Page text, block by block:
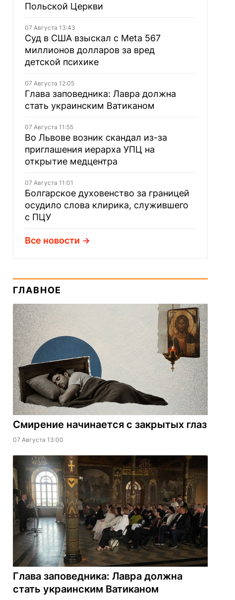
Польской Церкви
07 Августа 13:43
Суд в США взыскал с Meta 567
миллионов долларов за вред
детской психике
07 Августа 12:05
Глава заповедника: Лавра должна
стать украинским Ватиканом
07 Августа 11:55
Во Львове возник скандал из-за
приглашения иерарха УПЦ на
открытие медцентра
07 Августа 11:01
Болгарское духовенство за границей
осудило слова клирика, служившего
с ПЦУ
Все новости
ГЛАВНОЕ
Смирение начинается с закрытых глаз
07 Августа 13:00
Глава заповедника: Лавра должна
стать украинским Ватиканом